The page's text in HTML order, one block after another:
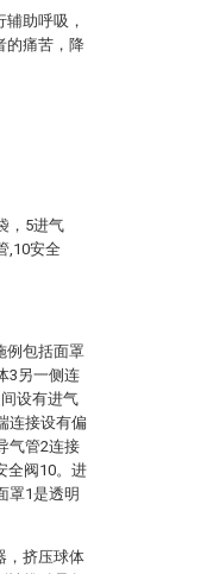
助呼吸，
的痛苦，降
，5进气
,10安全
例包括面罩
3另一侧连
设有进气
连接设有偏
气管2连接
全阀10。进
罩1是透明
，挤压球体